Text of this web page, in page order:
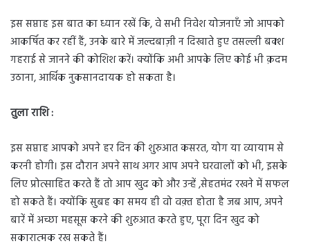
इस सप्ताह इस बात का ध्यान रखें कि, वे सभी निवेश योजनाएँ जो आपको
आकर्षित कर रहीं हैं, उनके बारे में जल्दबाज़ी न दिखाते हुए तसल्ली बक्श
गहराई से जानने की कोशिश करें। क्योंकि अभी आपके लिए कोई भी क़दम
उठाना, आर्थिक नुकसानदायक हो सकता है।
तुला राशि :
इस सप्ताह आपको अपने हर दिन की शुरुआत कसरत, योग या व्यायाम से
करनी होगी। इस दौरान अपने साथ अगर आप अपने घरवालों को भी, इसके
लिए प्रोत्साहित करते हैं तो आप खुद को और उन्हें ,सेहतमंद रखने में सफल
हो सकते हैं। क्योंकि सुबह का समय ही वो वक़्त होता है जब आप, अपने
बारें में अच्छा महसूस करने की शुरुआत करते हुए, पूरा दिन खुद को
सकारात्मक रख सकते हैं।